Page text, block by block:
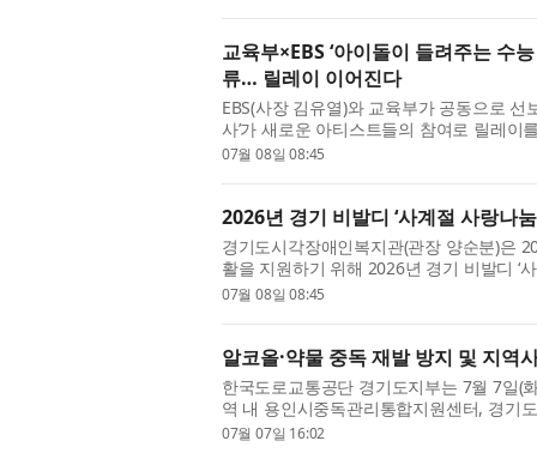
교육부×EBS ‘아이돌이 들려주는 수
류… 릴레이 이어진다
EBS(사장 김유열)와 교육부가 공동으로
사’가 새로운 아티스트들의 참여로 릴레
(Billlie), 라이즈(RIIZE), 킥플립(KickFlip),
07월 08일 08:45
2026년 경기 비발디 ‘사계절 사랑나
경기도시각장애인복지관(관장 양순분)은
활을 지원하기 위해 2026년 경기 비발디 ‘
도에 거주하는 재가 시각장애인 22명에게
07월 08일 08:45
알코올·약물 중독 재발 방지 및 지역
한국도로교통공단 경기도지부는 7월 7일(
역 내 용인시중독관리통합지원센터, 경기
알코올 및 약물 중독의 예방·재발 방지 및
07월 07일 16:02